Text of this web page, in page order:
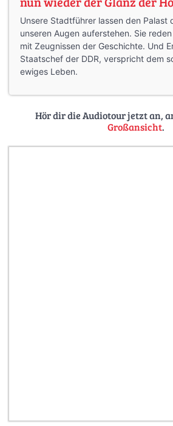
Unsere Stadtführer lassen den Palast
unseren Augen auferstehen. Sie
mit Zeugnissen der Geschichte. Und
Staatschef der DDR, verspricht dem
ewiges Leben.
Hör dir die Audiotour jetzt an,
Großansicht.